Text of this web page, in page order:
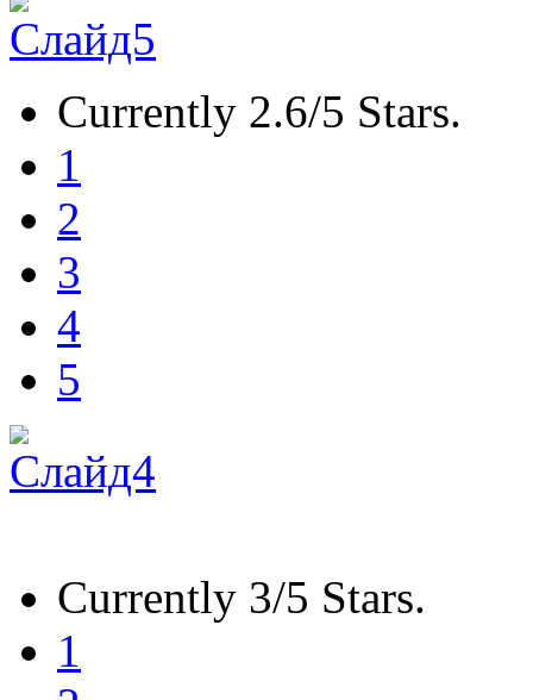
Currently 2.6/5 Stars.
1
2
3
4
5
Currently 3/5 Stars.
1